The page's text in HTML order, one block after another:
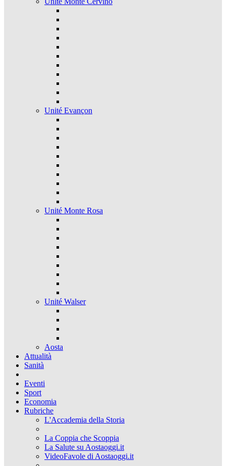
Unité Evançon
Unité Monte Rosa
Unité Walser
Aosta
Attualità
Sanità
Eventi
Sport
Economia
Rubriche
L'Accademia della Storia
La Coppia che Scoppia
La Salute su Aostaoggi.it
VideoFavole di Aostaoggi.it